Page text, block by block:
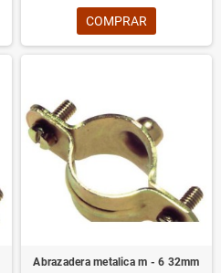
COMPRAR
Abrazadera metalica m - 6 32mm